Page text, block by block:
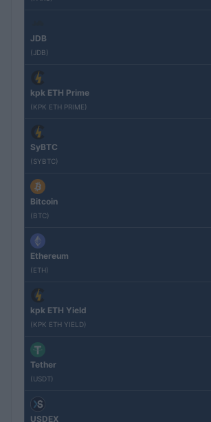
JDB
(JDB)
kpk ETH Prime
(KPK ETH PRIME)
SyBTC
(SYBTC)
Bitcoin
(BTC)
Ethereum
(ETH)
kpk ETH Yield
(KPK ETH YIELD)
Tether
(USDT)
USDEX